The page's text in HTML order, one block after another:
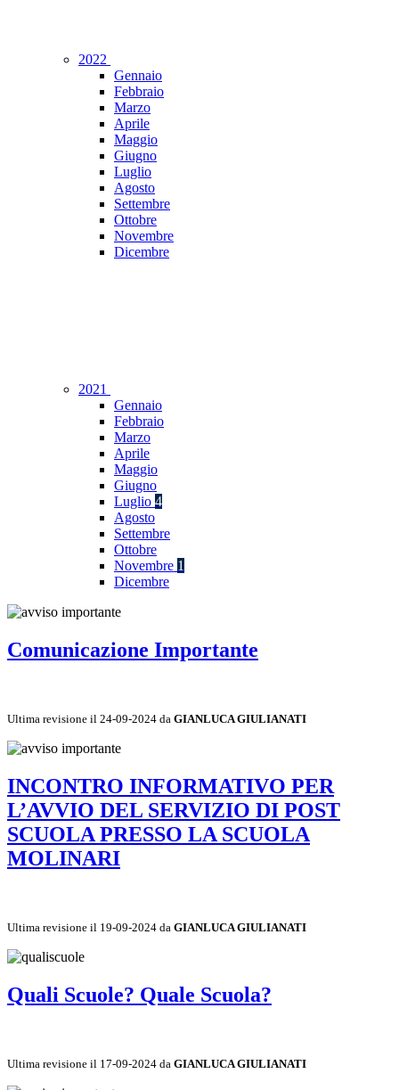
2022
Gennaio
Febbraio
Marzo
Aprile
Maggio
Giugno
Luglio
Agosto
Settembre
Ottobre
Novembre
Dicembre
2021
Gennaio
Febbraio
Marzo
Aprile
Maggio
Giugno
Luglio 4
Agosto
Settembre
Ottobre
Novembre 1
Dicembre
Comunicazione Importante
Ultima revisione il 24-09-2024 da GIANLUCA GIULIANATI
INCONTRO INFORMATIVO PER
L’AVVIO DEL SERVIZIO DI POST
SCUOLA PRESSO LA SCUOLA
MOLINARI
Ultima revisione il 19-09-2024 da GIANLUCA GIULIANATI
Quali Scuole? Quale Scuola?
Ultima revisione il 17-09-2024 da GIANLUCA GIULIANATI